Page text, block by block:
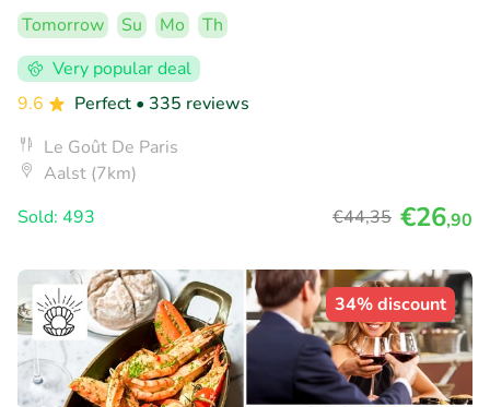
Tomorrow Su Mo
Th
Very popular deal
9.6
Perfect • 335 reviews
Le Goût De Paris
Aalst (7km)
Sold: 493
€44,35 €26,90
34% discount